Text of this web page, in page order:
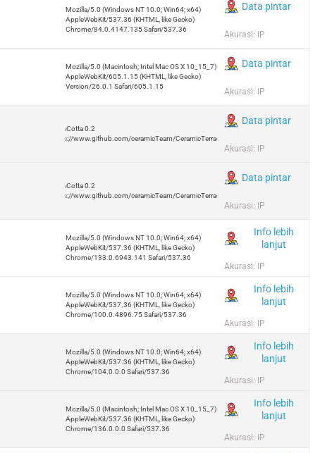
Mozilla/5.0 (Windows NT 10.0; Win64; x64)
AppleWebKit/537.36 (KHTML, like Gecko)
Chrome/84.0.4147.135 Safari/537.36
Data pintar
Akurasi: IP
Mozilla/5.0 (Macintosh; Intel Mac OS X 10_15_7)
AppleWebKit/605.1.15 (KHTML, like Gecko)
Version/26.0.1 Safari/605.1.15
Data pintar
Akurasi: IP
TerraCotta 0.2
https://www.github.com/ceramicTeam/CeramicTerracotta
Data pintar
Akurasi: IP
TerraCotta 0.2
https://www.github.com/ceramicTeam/CeramicTerracotta
Data pintar
Akurasi: IP
Mozilla/5.0 (Windows NT 10.0; Win64; x64)
AppleWebKit/537.36 (KHTML, like Gecko)
Chrome/133.0.6943.141 Safari/537.36
Info lebih
lanjut
Akurasi: IP
Mozilla/5.0 (Windows NT 10.0; Win64; x64)
AppleWebKit/537.36 (KHTML, like Gecko)
Chrome/100.0.4896.75 Safari/537.36
Info lebih
lanjut
Akurasi: IP
Mozilla/5.0 (Windows NT 10.0; Win64; x64)
AppleWebKit/537.36 (KHTML, like Gecko)
Chrome/104.0.0.0 Safari/537.36
Info lebih
lanjut
Akurasi: IP
Mozilla/5.0 (Macintosh; Intel Mac OS X 10_15_7)
AppleWebKit/537.36 (KHTML, like Gecko)
Chrome/136.0.0.0 Safari/537.36
Info lebih
lanjut
Akurasi: IP